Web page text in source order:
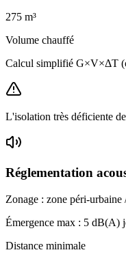
275 m³
Volume chauffé
Calcul simplifié G×V×ΔT
L'isolation très déficiente
Réglementation
Zonage : zone péri-urbaine
Émergence max : 5 dB(A)
Distance minimale